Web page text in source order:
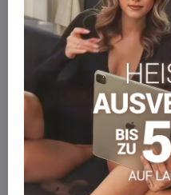
Ware auf Lager
Wir versenden sofort
Werden Sie Teil von
Werden Sie Teil von
Mitgliedervorteilbei
Der Vorteil wird
Möchten Sie
auf Lager haben?
Zögern Sie nicht, uns zu